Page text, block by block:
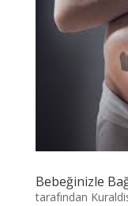
Bebeğinizle
tarafından